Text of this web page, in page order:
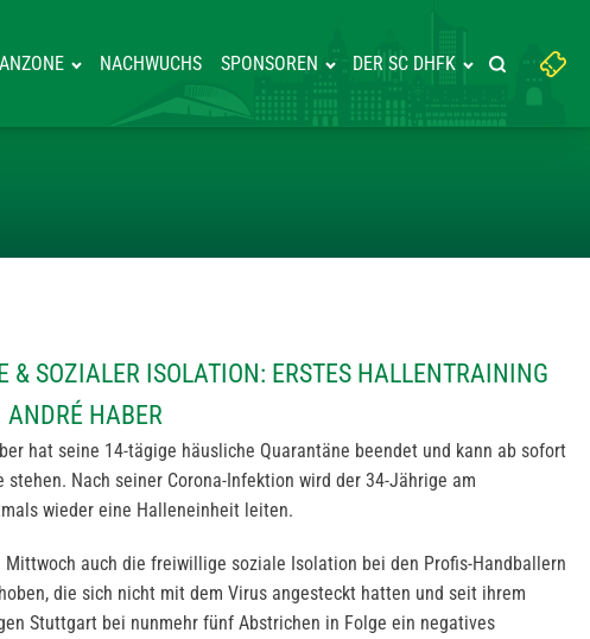
NACHWUCHS SPONSOREN DER SC DHFK
Suchbegriff
eingeben:
Suche
& SOZIALER ISOLATION: ERSTES HALLENTRAINING
ANDRÉ HABER
hat seine 14-tägige häusliche Quarantäne beendet und kann ab sofort
Nach seiner Corona-Infektion wird der 34-Jährige am
wieder eine Halleneinheit leiten.
Mittwoch auch die freiwillige soziale Isolation bei den Profis-Handballern
die sich nicht mit dem Virus angesteckt hatten und seit ihrem
Stuttgart bei nunmehr fünf Abstrichen in Folge ein negatives